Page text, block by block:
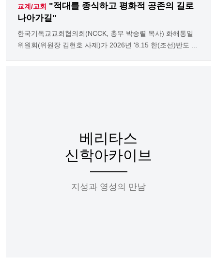
교계/교회 "적대를 종식하고 평화적 공존의 길로
나아가길"
한국기독교교회협의회(NCCK, 총무 박승렬 목사) 화해통일
위원회(위원장 김현호 사제)가 2026년 '8.15 한(조선)반도 ...
베리타스
신학아카이브
지성과 영성의 만남